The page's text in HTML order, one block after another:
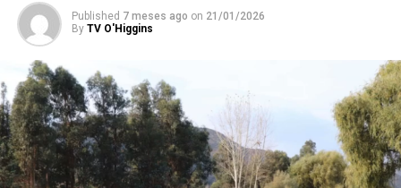
Published 7 meses ago on 21/01/2026
By TV O'Higgins